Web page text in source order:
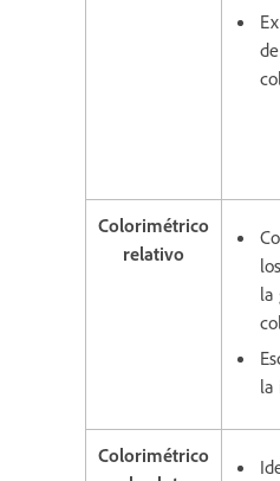
Colorimétrico
relativo
la
la
Colorimétrico